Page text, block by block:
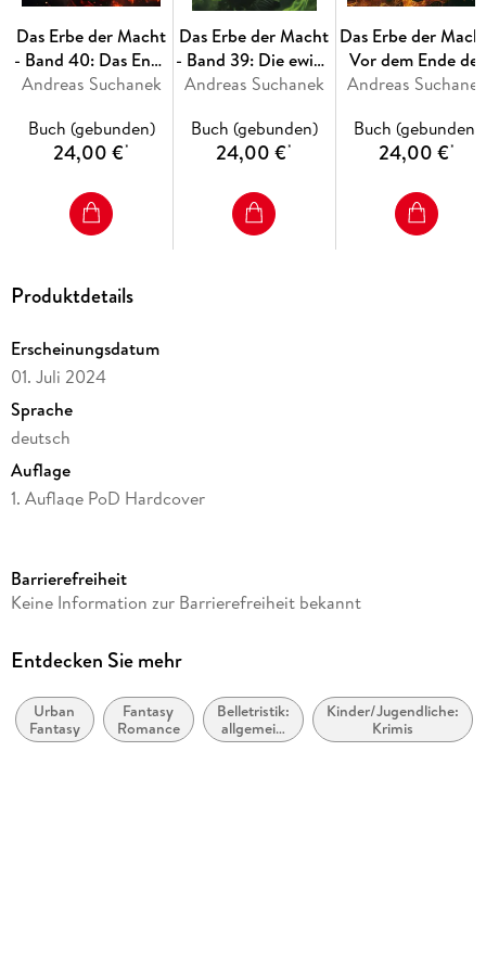
Das Erbe der Macht
- Band 40: Das Ende
des Weges
Andreas Suchanek
Buch (gebunden)
24,00 €*
Das Erbe der Macht
- Band 39: Die ewige
Flamme
Andreas Suchanek
Buch (gebunden)
24,00 €*
Das Erbe der
Vor dem Ende der
Ewigkeit
Andreas Suchanek
Buch (gebunden)
24,00 €*
Produktdetails
Erscheinungsdatum
01. Juli 2024
Sprache
deutsch
Auflage
1. Auflage PoD Hardcover
Altersempfehlung
Reihe
Autor/Autorin
Andreas Suchanek
Barrierefreiheit
Keine Information zur Barrierefreiheit bekannt
Entdecken Sie mehr
Urban
Fantasy
Fantasy
Romance
Belletristik:
allgemein
und
Kinder/Jugendliche:
Krimis